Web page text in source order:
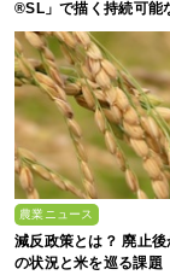
®SL」で描く持続可能
農業ニュース
減反政策とは？ 廃止
の状況と米を巡る課題